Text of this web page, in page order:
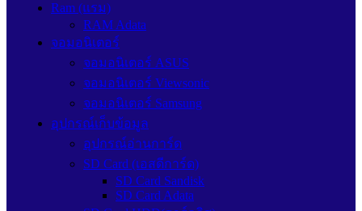
Ram (แรม)
RAM Adata
จอมอนิเตอร์
จอมอนิเตอร์ ASUS
จอมอนิเตอร์ Viewsonic
จอมอนิเตอร์ Samsung
อุปกรณ์เก็บข้อมูล
อุปกรณ์อ่านการ์ด
SD Card (เอสดีการ์ด)
SD Card Sandisk
SD Card Adata